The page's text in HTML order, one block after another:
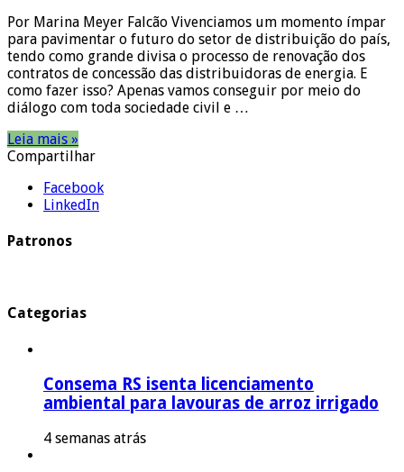
Por Marina Meyer Falcão Vivenciamos um momento ímpar
para pavimentar o futuro do setor de distribuição do país,
tendo como grande divisa o processo de renovação dos
contratos de concessão das distribuidoras de energia. E
como fazer isso? Apenas vamos conseguir por meio do
diálogo com toda sociedade civil e …
Leia mais »
Compartilhar
Facebook
LinkedIn
Patronos
Categorias
Consema RS isenta licenciamento
ambiental para lavouras de arroz irrigado
4 semanas atrás